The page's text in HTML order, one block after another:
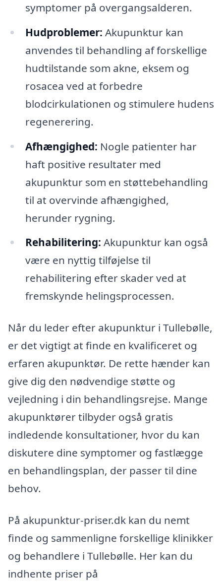
symptomer på overgangsalderen.
Hudproblemer: Akupunktur kan
anvendes til behandling af forskellige
hudtilstande som akne, eksem og
rosacea ved at forbedre
blodcirkulationen og stimulere hudens
regenerering.
Afhængighed: Nogle patienter har
haft positive resultater med
akupunktur som en støttebehandling
til at overvinde afhængighed,
herunder rygning.
Rehabilitering: Akupunktur kan også
være en nyttig tilføjelse til
rehabilitering efter skader ved at
fremskynde helingsprocessen.
Når du leder efter akupunktur i Tullebølle,
er det vigtigt at finde en kvalificeret og
erfaren akupunktør. De rette hænder kan
give dig den nødvendige støtte og
vejledning i din behandlingsrejse. Mange
akupunktører tilbyder også gratis
indledende konsultationer, hvor du kan
diskutere dine symptomer og fastlægge
en behandlingsplan, der passer til dine
behov.
På akupunktur-priser.dk kan du nemt
finde og sammenligne forskellige klinikker
og behandlere i Tullebølle. Her kan du
indhente priser på